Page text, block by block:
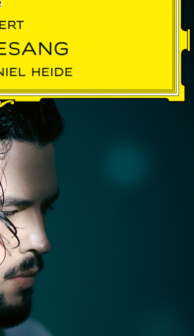
Vilabertran, Canònica de Santa
Johannes Brahms: Die schöne
www.schubertiada.cat
Salzburg, Großes Festspielhaus
Amadeus Mozart: Così fan
www.salzburgfestival.at
Andrè Schuen at Deutsche